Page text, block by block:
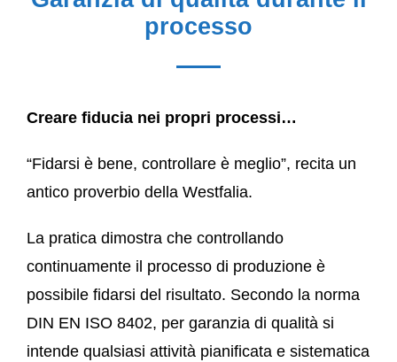
processo
Creare fiducia nei propri processi…
“Fidarsi è bene, controllare è meglio”, recita un
antico proverbio della Westfalia.
La pratica dimostra che controllando
continuamente il processo di produzione è
possibile fidarsi del risultato. Secondo la norma
DIN EN ISO 8402, per garanzia di qualità si
intende qualsiasi attività pianificata e sistematica